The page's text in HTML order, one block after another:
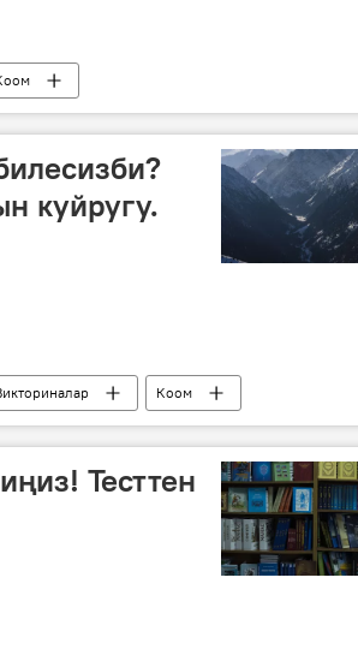
кыргыз тили
кеп
куйругу.
Коом
Кыргызча тесттер
Тесттен